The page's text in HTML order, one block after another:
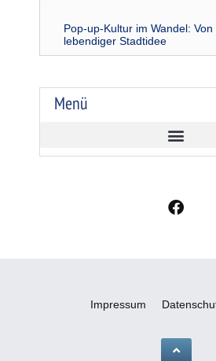
Pop-up-Kultur im Wandel:
lebendiger Stadtidee
Menü
F
a
o
k
Impressum